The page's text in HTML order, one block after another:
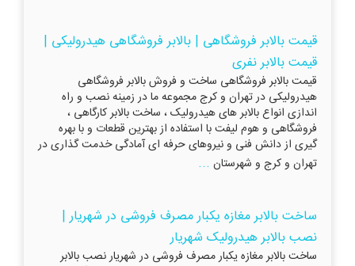
قیمت بالابر فروشگاهی | بالابر فروشگاهی هیدرولیکی |
قیمت بالابر نفری
قیمت بالابر فروشگاهی ساخت و فروش بالابر فروشگاهی
هیدرولیکی در تهران و کرج مجموعه ما در زمینه نصب و راه
اندازی انواع بالابر های هیدرولیک ، ساخت بالابر کارگاهی ،
فروشگاهی و هوم لیفت با استفاده از بهترین قطعات و با بهره
گیری از دانش فنی و نیروهای حرفه ای آمادگی خدمت گذاری در
تهران و کرج و شهرستان ...
ساخت بالابر مغازه یکبار مصرف فروشی در شهریار |
نصب بالابر هیدرولیک شهریار
ساخت بالابر مغازه یکبار مصرف فروشی در شهریار نصب بالابر